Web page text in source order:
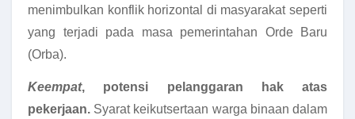
menimbulkan konflik horizontal di masyarakat seperti
yang terjadi pada masa pemerintahan Orde Baru
(Orba).
Keempat, potensi pelanggaran hak atas
pekerjaan. Syarat keikutsertaan warga binaan dalam